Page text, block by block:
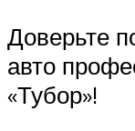
Доверьте
авто
«Тубор»!